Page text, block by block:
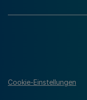
Cookie-Einstellungen